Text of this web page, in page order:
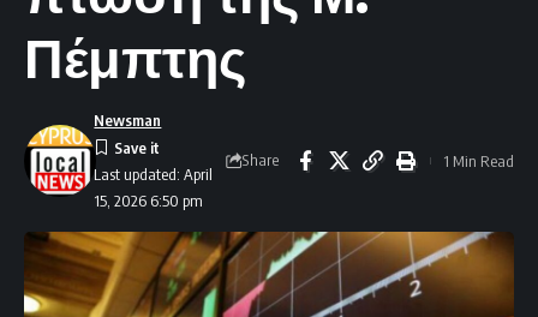
Πέμπτης
Last updated: April
15, 2026 6:50 pm
Newsman
Share 1 Min Read